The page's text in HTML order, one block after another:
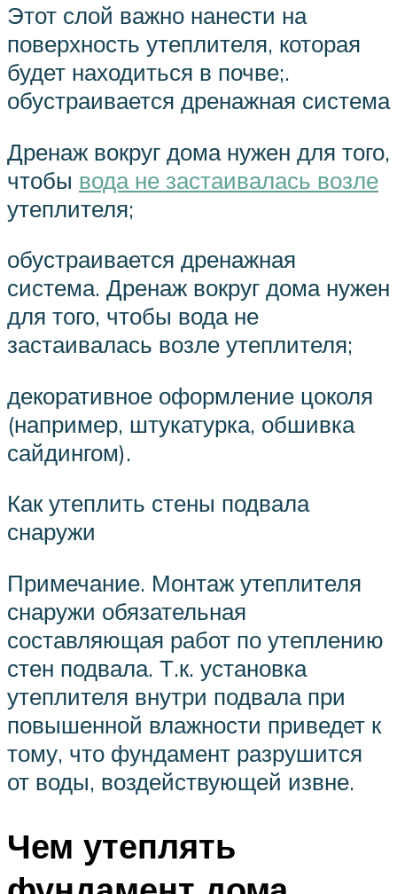
Этот слой важно нанести на
поверхность утеплителя, которая
будет находиться в почве;.
обустраивается дренажная система
Дренаж вокруг дома нужен для того,
чтобы вода не застаивалась возле
утеплителя;
обустраивается дренажная
система. Дренаж вокруг дома нужен
для того, чтобы вода не
застаивалась возле утеплителя;
декоративное оформление цоколя
(например, штукатурка, обшивка
сайдингом).
Как утеплить стены подвала
снаружи
Примечание. Монтаж утеплителя
снаружи обязательная
составляющая работ по утеплению
стен подвала. Т.к. установка
утеплителя внутри подвала при
повышенной влажности приведет к
тому, что фундамент разрушится
от воды, воздействующей извне.
Чем утеплять